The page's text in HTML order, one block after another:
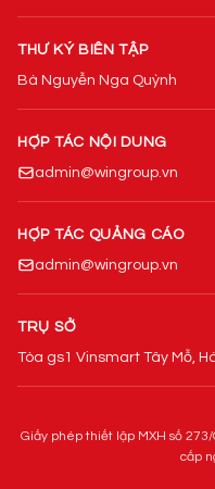
THƯ KÝ BIÊN TẬP
Bà Nguyễn Nga Quỳnh
HỢP TÁC NỘI DUNG
admin@wingroup.vn
HỢP TÁC QUẢNG CÁO
admin@wingroup.vn
TRỤ SỞ
Tòa gs1 Vinsmart Tây Mỗ,
Giấy phép thiết lập MXH số 273/
cấp